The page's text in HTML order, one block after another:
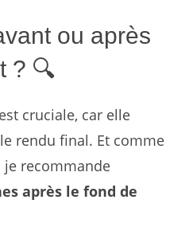
ou après
? 🔍
cruciale, car elle
rendu final. Et comme
recommande
après le fond de